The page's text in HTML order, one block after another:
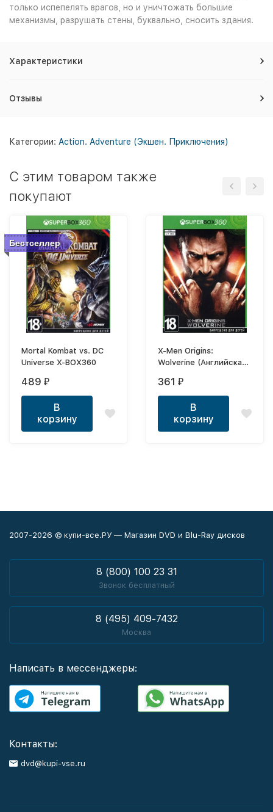
только испепелять врагов, но и уничтожать большие
механизмы, разрушать стены, буквально, сносить здания.
Характеристики
Отзывы
Категории: Action. Adventure (Экшен. Приключения)
C этим товаром также
покупают
Бестселлер
Mortal Kombat vs. DC
Universe X-BOX360
489 ₽
В
корзину
X-Men Origins:
Wolverine (Английская
361 ₽
В
корзину
2007-2026 © купи-все.РУ — Магазин DVD и Blu-Ray дисков
8 (800) 100 23 31
Звонок бесплатный
8 (495) 409-7432
Москва
Написать в мессенджеры:
Контакты:
dvd@kupi-vse.ru